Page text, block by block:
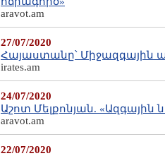
aravot.am
27/07/2020
Հայաստանը՝ Միջազգային
irates.am
24/07/2020
Աշոտ Մելքոնյան. «Ազգային
aravot.am
22/07/2020